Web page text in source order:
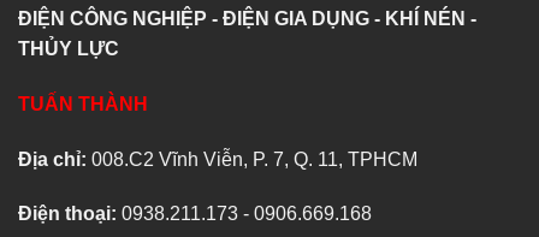
ĐIỆN CÔNG NGHIỆP - ĐIỆN GIA DỤNG - KHÍ NÉN -
THỦY LỰC
TUẤN THÀNH
Địa chỉ: 008.C2 Vĩnh Viễn, P. 7, Q. 11, TPHCM
Điện thoại: 0938.211.173 - 0906.669.168